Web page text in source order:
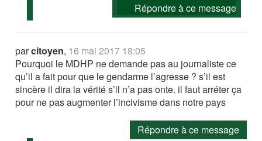
Répondre à ce message
parcitoyen, 16 mai 2017 18:05
Pourquoi le MDHP ne demande pas au journaliste ce
qu’il a fait pour que le gendarme l’agresse ? s’il est
sincère il dira la vérité s’il n’a pas onte. il faut arréter ça
pour ne pas augmenter l’incivisme dans notre pays
Répondre à ce message